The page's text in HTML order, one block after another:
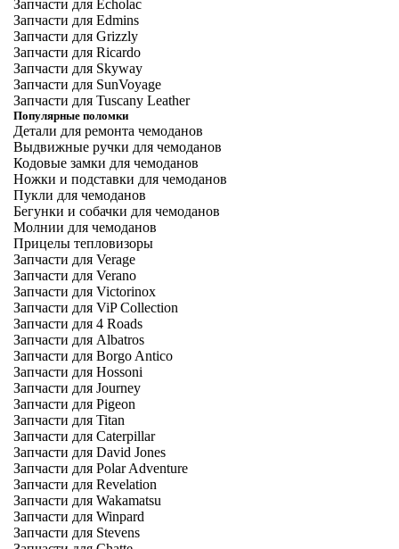
Запчасти для Echolac
Запчасти для Edmins
Запчасти для Grizzly
Запчасти для Ricardo
Запчасти для Skyway
Запчасти для SunVoyage
Запчасти для Tuscany Leather
Популярные поломки
Детали для ремонта чемоданов
Выдвижные ручки для чемоданов
Кодовые замки для чемоданов
Ножки и подставки для чемоданов
Пукли для чемоданов
Бегунки и собачки для чемоданов
Молнии для чемоданов
Прицелы тепловизоры
Запчасти для Verage
Запчасти для Verano
Запчасти для Victorinox
Запчасти для ViP Collection
Запчасти для 4 Roads
Запчасти для Albatros
Запчасти для Borgo Antico
Запчасти для Hossoni
Запчасти для Journey
Запчасти для Pigeon
Запчасти для Titan
Запчасти для Caterpillar
Запчасти для David Jones
Запчасти для Polar Adventure
Запчасти для Revelation
Запчасти для Wakamatsu
Запчасти для Winpard
Запчасти для Stevens